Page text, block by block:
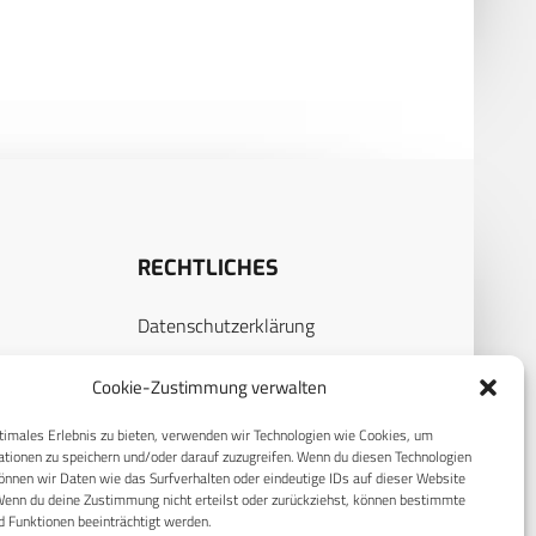
Cookie-Zustimmung verwalten
Erlebnis zu bieten, verwenden wir Technologien wie Cookies, um
zu speichern und/oder darauf zuzugreifen. Wenn du diesen Technologien
wir Daten wie das Surfverhalten oder eindeutige IDs auf dieser Website
du deine Zustimmung nicht erteilst oder zurückziehst, können bestimmte
Funktionen beeinträchtigt werden.
RECHTLICHES
Datenschutzerklärung
AGB
Compliance
Impressum